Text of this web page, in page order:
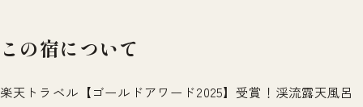
この宿について
楽天トラベル【ゴールドアワード2025】受賞！渓流露天風呂